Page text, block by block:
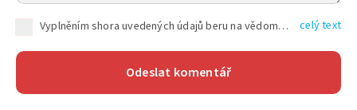
Vyplněním shora uvedených údajů beru na vědomí, že společnost TEXT FACTORY s.r.o., sídlem Brno, Durďákova 336/29, Černá Pole, PSČ: 613 00, IČ: 06157831, zapsané u Krajského soudu v Brně, oddíl C, vložka 100399, bude zpracovávat mé osobní údaje uvedené v rámci mnou vyplněného registračního formuláře na základě oprávněných zájmů TEXT FACTORY s.r.o. dle čl. 6 odst. 1 písm. f) GDPR a pro splnění právních povinností (čl. 6 odst. 1 písm. c) GDPR), a to pro tyto účely: nezbytnost zajistit oprávnění návštěvníka webových stránek provozovaných společností TEXT FACTORY s.r.o. přispívat aktivně ke zveřejněným článkům nebo v rámci diskusních fór a výkon práv TEXT FACTORY s.r.o. jako administrátora těchto diskusních fór. Více informací o zpracování osobních údajů a právech lze nalézt v celý text